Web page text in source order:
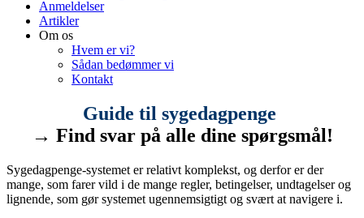
Anmeldelser
Artikler
Om os
Hvem er vi?
Sådan bedømmer vi
Kontakt
Guide til sygedagpenge
→ Find svar på alle dine spørgsmål!
Sygedagpenge-systemet er relativt komplekst, og derfor er der
mange, som farer vild i de mange regler, betingelser, undtagelser og
lignende, som gør systemet ugennemsigtigt og svært at navigere i.